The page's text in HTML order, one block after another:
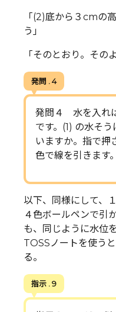
「(2)底から３cmの
う」
「そのとおり。その
発問 . 4
発問４ 水を入れ
です。(1) の水そ
いますか。指で押
色で線を引きます。
以下、同様にして、
４色ボールペンで引
も、同じように水位
TOSSノートを使う
る。
指示 . 9